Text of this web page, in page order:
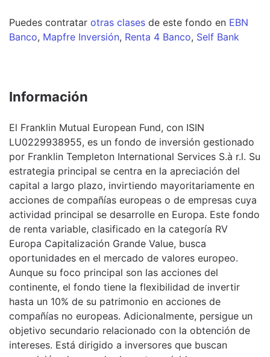
Puedes contratar otras clases de este fondo en EBN
Banco, Mapfre Inversión, Renta 4 Banco, Self Bank
Información
El Franklin Mutual European Fund, con ISIN
LU0229938955, es un fondo de inversión gestionado
por Franklin Templeton International Services S.à r.l. Su
estrategia principal se centra en la apreciación del
capital a largo plazo, invirtiendo mayoritariamente en
acciones de compañías europeas o de empresas cuya
actividad principal se desarrolle en Europa. Este fondo
de renta variable, clasificado en la categoría RV
Europa Capitalización Grande Value, busca
oportunidades en el mercado de valores europeo.
Aunque su foco principal son las acciones del
continente, el fondo tiene la flexibilidad de invertir
hasta un 10% de su patrimonio en acciones de
compañías no europeas. Adicionalmente, persigue un
objetivo secundario relacionado con la obtención de
intereses. Está dirigido a inversores que buscan